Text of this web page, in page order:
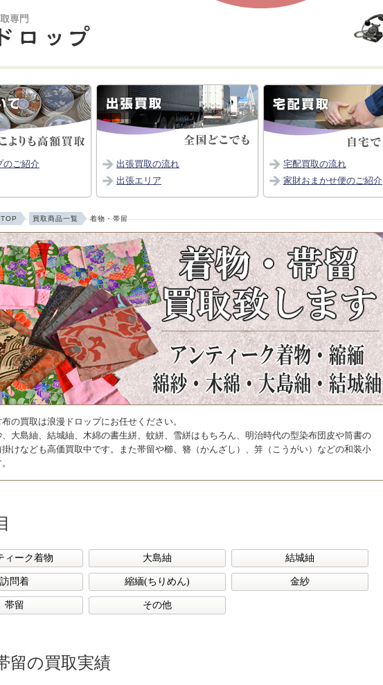
のご紹介
出張買取の流れ
出張エリア
宅配買取の流れ
家財おまかせ便のご紹介
買取商品一覧 着物・帯留
の買取は浪漫ドロップにお任せください。
大島紬、結城紬、木綿の書生絣、蚊絣、雪絣はもちろん、明治時代の型染布団皮や筒書の
けなども高価買取中です。また帯留や櫛、簪（かんざし）、笄（こうがい）などの和装小
ィーク着物
(2)
大島紬
(1)
結城紬
(1)
訪問着
(1)
縮緬(ちりめん)
(2)
金紗
帯留
その他
留の買取実績